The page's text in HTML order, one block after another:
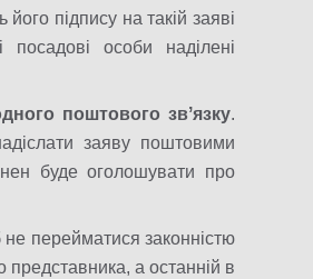
підпису на такій заяві
посадові особи наділені
поштового звʼязку.
заяву поштовими
буде оголошувати про
перейматися законністю
представника, а останній в